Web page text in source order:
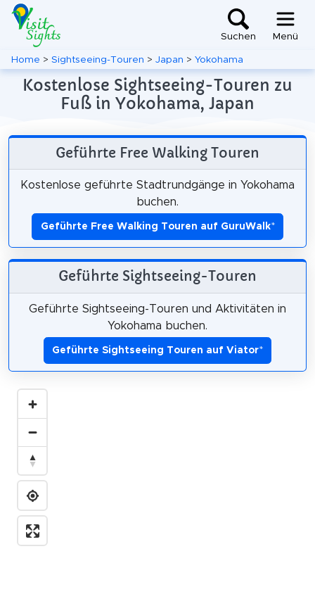
Suchen Menü
Home > Sightseeing-Touren > Japan > Yokohama
Kostenlose Sightseeing-Touren zu
Fuß in Yokohama, Japan
Geführte Free Walking Touren
Kostenlose geführte Stadtrundgänge in Yokohama
buchen.
Geführte Free Walking Touren auf GuruWalk*
Geführte Sightseeing-Touren
Geführte Sightseeing-Touren und Aktivitäten in
Yokohama buchen.
Geführte Sightseeing Touren auf Viator*